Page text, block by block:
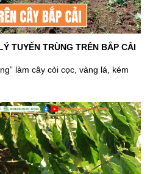
TUYẾN TRÙNG TRÊN BẮP CẢI
làm cây còi cọc, vàng lá, kém